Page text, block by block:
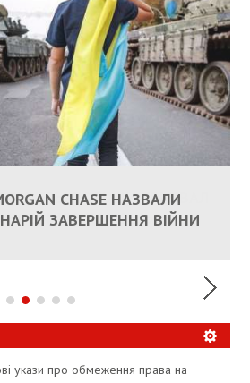
ПОЛЬШИ ПРИЗВАЛ
ВОЕННУЮ ПОМОЩЬ
CHASE НАЗВАЛИ
ЗАВЕРШЕННЯ ВІЙНИ
ЖИТЛА
ЗА КОМУНАЛКУ
В НАТО ВРЯД ЛИ
ВРЕМЯ, –
РОЗІГРІЛИ ШТУЧНО:
АЗС У
укази про обмеження права на